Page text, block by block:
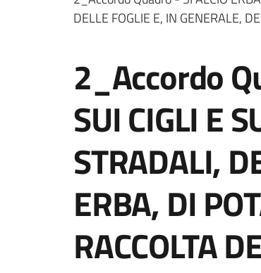
DELLE FOGLIE E, IN GENERALE,
2_Accordo
SUI CIGLI E
STRADALI,
ERBA, DI
RACCOLTA